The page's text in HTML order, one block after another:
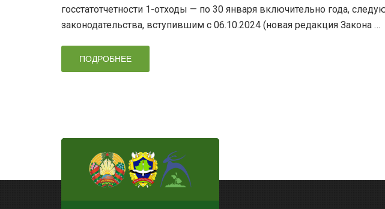
госстатотчетности 1-отходы — по 30 января включительно года,
законодательства, вступившим с 06.10.2024 (новая редакция Закона …
ПОДРОБНЕЕ